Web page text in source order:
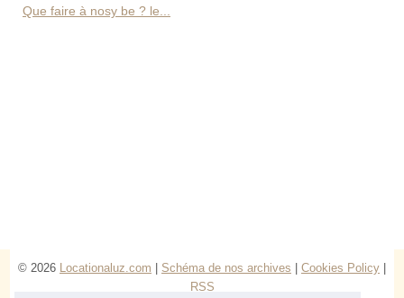
Que faire à nosy be ? le...
© 2026 Locationaluz.com | Schéma de nos archives | Cookies Policy |
RSS